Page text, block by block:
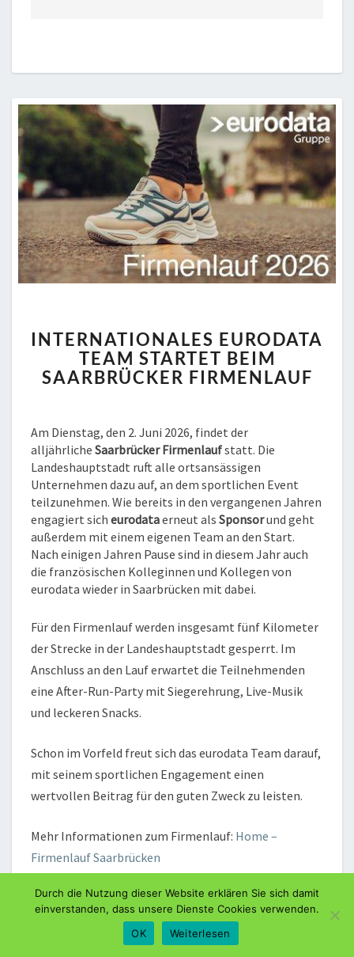
EURODATA
TEAM
STARTET
FIRMENLAUF
INTERNATIONALES EURODATA
TEAM STARTET BEIM
SAARBRÜCKER FIRMENLAUF
Am Dienstag, den 2. Juni 2026, findet der
alljährliche Saarbrücker Firmenlaufstatt. Die
Landeshauptstadt ruft alle ortsansässigen
Unternehmen dazu auf, an dem sportlichen Event
teilzunehmen. Wie bereits in den vergangenen Jahren
engagiert sich eurodataerneut als Sponsorund geht
außerdem mit einem eigenen Team an den Start.
Nach einigen Jahren Pause sind in diesem Jahr auch
die französischen Kolleginnen und Kollegen von
eurodata wieder in Saarbrücken mit dabei.
Für den Firmenlauf werden insgesamt fünf Kilometer
der Strecke in der Landeshauptstadt gesperrt. Im
Anschluss an den Lauf erwartet die Teilnehmenden
eine After-Run-Party mit Siegerehrung, Live-Musik
und leckeren Snacks.
Schon im Vorfeld freut sich das eurodata Team darauf,
mit seinem sportlichen Engagement einen
wertvollen Beitrag für den guten Zweck zu leisten.
Mehr Informationen zum Firmenlauf: Home –
Firmenlauf Saarbrücken
Über die eurodata AG
Die eurodata Unternehmensgruppe entwickelt und
betreibt cloudbasierte Softwarelösungen und IT-
Durch die Nutzung dieser Website erklären Sie sich damit
einverstanden, dass unsere Dienste Cookies verwenden.
OK
Weiterlesen